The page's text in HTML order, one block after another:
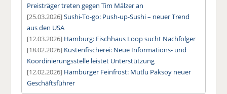
Preisträger treten gegen Tim Mälzer an
[25.03.2026]Sushi-To-go: Push-up-Sushi – neuer Trend
aus den USA
[12.03.2026] Hamburg: Fischhaus Loop sucht Nachfolger
[18.02.2026] Küstenfischerei: Neue Informations- und
Koordinierungsstelle leistet Unterstützung
[12.02.2026] Hamburger Feinfrost: Mutlu Paksoy neuer
Geschäftsführer